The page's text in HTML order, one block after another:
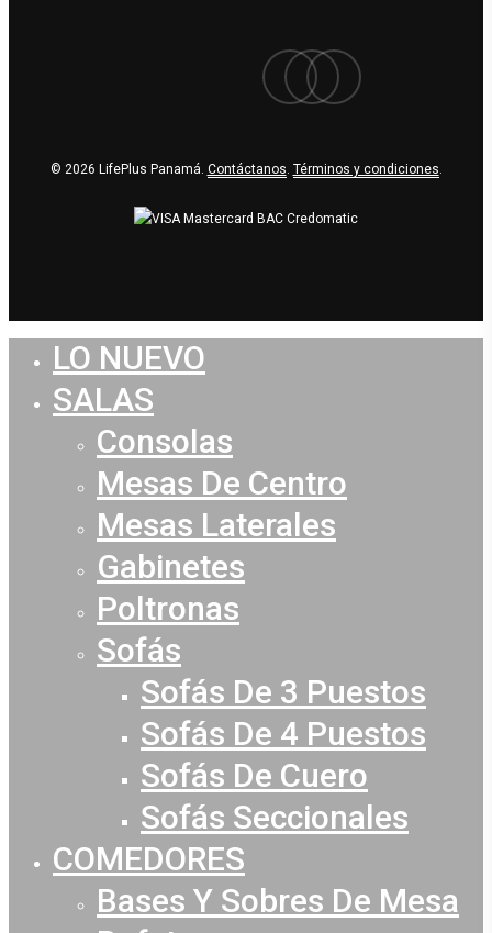
facebook
youtube
instagram
© 2026 LifePlus Panamá. Contáctanos Términos y condiciones
LO NUEVO
SALAS
Consolas
Mesas De Centro
Mesas Laterales
Gabinetes
Poltronas
Sofás
Sofás De 3 Puestos
Sofás De 4 Puestos
Sofás De Cuero
Sofás Seccionales
COMEDORES
Bases Y Sobres De Mesa